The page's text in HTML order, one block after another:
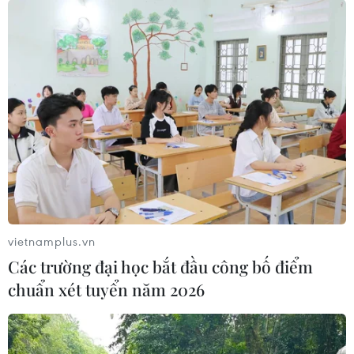
vietnamplus.vn
Các trường đại học bắt đầu công bố điểm
chuẩn xét tuyển năm 2026